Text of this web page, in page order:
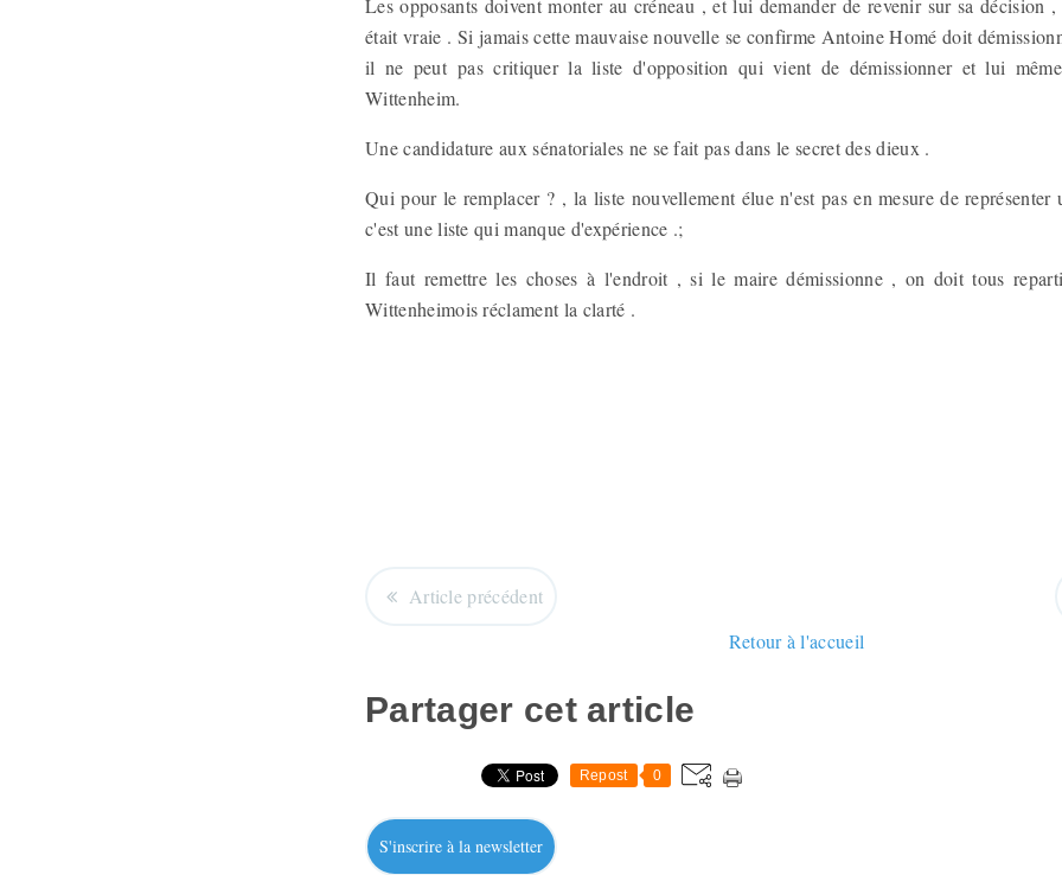
Les opposants doivent monter au créneau , et lui demander de revenir sur sa décision
était vraie . Si jamais cette mauvaise nouvelle se confirme Antoine Homé doit
il ne peut pas critiquer la liste d'opposition qui vient de démissionner et lui
Wittenheim.
Une candidature aux sénatoriales ne se fait pas dans le secret des dieux .
Qui pour le remplacer ? , la liste nouvellement élue n'est pas en mesure de représenter
c'est une liste qui manque d'expérience .;
Il faut remettre les choses à l'endroit , si le maire démissionne , on doit tous
Wittenheimois réclament la clarté .
Article précédent
Retour à l'accueil
Partager cet article
Repost 0
S'inscrire à la newsletter